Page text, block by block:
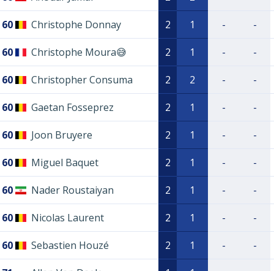
60 Christophe Donnay 2 1 - -
60 Christophe Moura😅 2 1 - -
60 Christopher Consuma 2 2 - -
60 Gaetan Fosseprez 2 1 - -
60 Joon Bruyere 2 1 - -
60 Miguel Baquet 2 1 - -
60 Nader Roustaiyan 2 1 - -
60 Nicolas Laurent 2 1 - -
60 Sebastien Houzé 2 1 - -